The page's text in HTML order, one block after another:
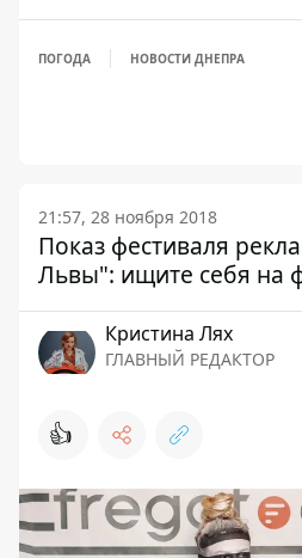
ПОГОДА НОВОСТИ ДНЕПРА
21:57, 28 ноября 2018
Показ фестиваля
Львы": ищите себя на
Кристина Лях
ГЛАВНЫЙ РЕДАКТОР
👍